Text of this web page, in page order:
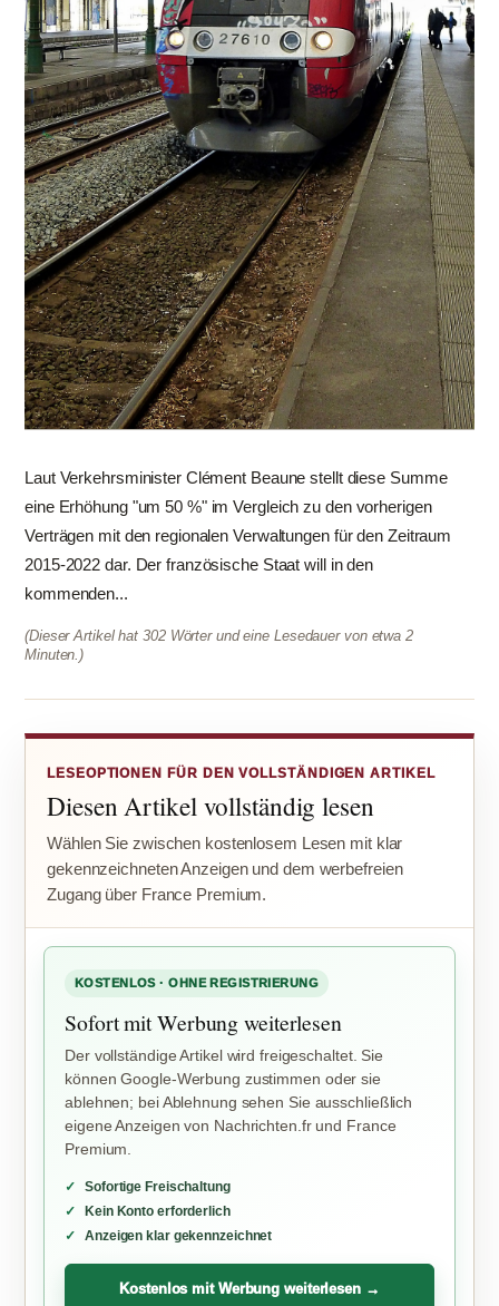
Laut Verkehrsminister Clément Beaune stellt diese Summe
eine Erhöhung "um 50 %" im Vergleich zu den vorherigen
Verträgen mit den regionalen Verwaltungen für den Zeitraum
2015-2022 dar. Der französische Staat will in den
kommenden...
(Dieser Artikel hat 302 Wörter und eine Lesedauer von etwa 2
Minuten.)
LESEOPTIONEN FÜR DEN VOLLSTÄNDIGEN ARTIKEL
Diesen Artikel vollständig lesen
Wählen Sie zwischen kostenlosem Lesen mit klar
gekennzeichneten Anzeigen und dem werbefreien
Zugang über France Premium.
KOSTENLOS · OHNE REGISTRIERUNG
Sofort mit Werbung weiterlesen
Der vollständige Artikel wird freigeschaltet. Sie
können Google-Werbung zustimmen oder sie
ablehnen; bei Ablehnung sehen Sie ausschließlich
eigene Anzeigen von Nachrichten.fr und France
Premium.
Sofortige Freischaltung
Kein Konto erforderlich
Anzeigen klar gekennzeichnet
Kostenlos mit Werbung weiterlesen →